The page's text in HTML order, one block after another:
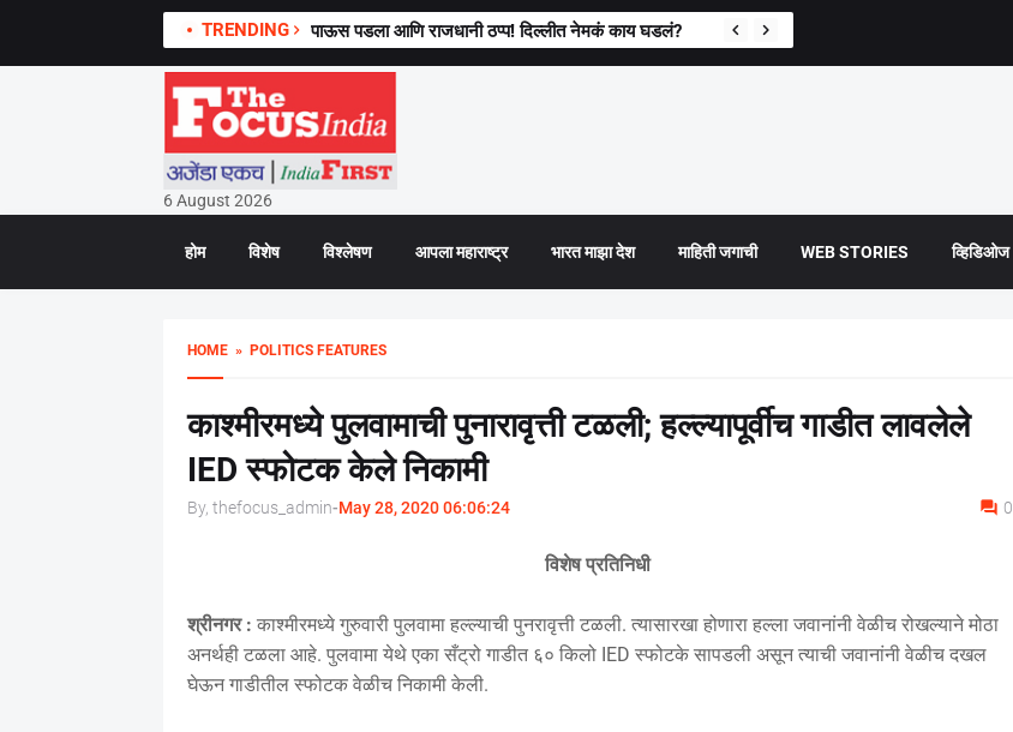
TRENDING पाऊस पडला आणि राजधानी ठप्प! दिल्लीत नेमकं काय घडलं?
6 August 2026
होम विशेष विश्लेषण आपला महाराष्ट्र भारत माझा देश माहिती जगाची WEB STORIES व्हिडिओज
HOME» POLITICS FEATURES
काश्मीरमध्ये पुलवामाची पुनारावृत्ती टळली; हल्ल्यापूर्वीच गाडीत लावलेले
IED स्फोटक केले निकामी
By, thefocus_admin-May 28, 2020 06:06:24 0
विशेष प्रतिनिधी
श्रीनगर : काश्मीरमध्ये गुरुवारी पुलवामा हल्ल्याची पुनरावृत्ती टळली. त्यासारखा होणारा हल्ला जवानांनी वेळीच रोखल्याने मोठा
अनर्थही टळला आहे. पुलवामा येथे एका सँट्रो गाडीत ६० किलो IED स्फोटके सापडली असून त्याची जवानांनी वेळीच दखल
घेऊन गाडीतील स्फोटक वेळीच निकामी केली.